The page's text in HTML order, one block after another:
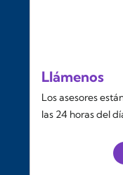
Llámenos
Los asesores
las 24 horas del